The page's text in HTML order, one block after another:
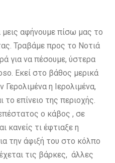
αφήνουμε πίσω μας το
Τραβάμε προς το Νοτιά
για να πέσουμε, ύστερα
Εκεί στο βάθος μερικά
η Ιερολιμένα,
επίνειο της περιοχής.
ο κάβος , σε
κανείς τι έφτιαξε η
την άφιξή του στο κόλπο
τις βάρκες, άλλες